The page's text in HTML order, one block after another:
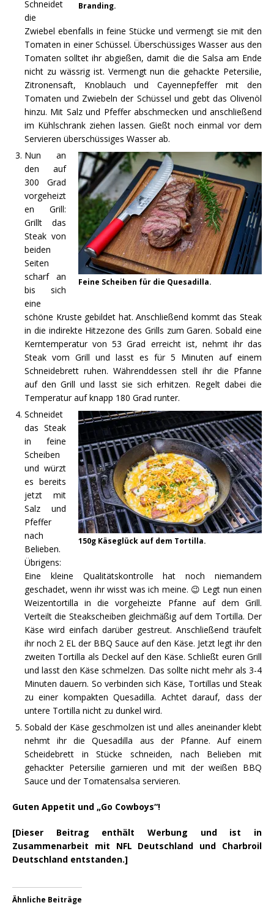
Branding.
Schneidet
die
Zwiebel ebenfalls in feine Stücke und vermengt sie mit den
Tomaten in einer Schüssel. Überschüssiges Wasser aus den
Tomaten solltet ihr abgießen, damit die die Salsa am Ende
nicht zu wässrig ist. Vermengt nun die gehackte Petersilie,
Zitronensaft, Knoblauch und Cayennepfeffer mit den
Tomaten und Zwiebeln der Schüssel und gebt das Olivenöl
hinzu. Mit Salz und Pfeffer abschmecken und anschließend
im Kühlschrank ziehen lassen. Gießt noch einmal vor dem
Servieren überschüssiges Wasser ab.
Feine Scheiben für die Quesadilla.
Nun an
den auf
300 Grad
vorgeheizt
en Grill:
Grillt das
Steak von
beiden
Seiten
scharf an
bis sich
eine
schöne Kruste gebildet hat. Anschließend kommt das Steak
in die indirekte Hitzezone des Grills zum Garen. Sobald eine
Kerntemperatur von 53 Grad erreicht ist, nehmt ihr das
Steak vom Grill und lasst es für 5 Minuten auf einem
Schneidebrett ruhen. Währenddessen stell ihr die Pfanne
auf den Grill und lasst sie sich erhitzen. Regelt dabei die
Temperatur auf knapp 180 Grad runter.
150g Käseglück auf dem Tortilla.
Schneidet
das Steak
in feine
Scheiben
und würzt
es bereits
jetzt mit
Salz und
Pfeffer
nach
Belieben.
Übrigens:
Eine kleine Qualitätskontrolle hat noch niemandem
geschadet, wenn ihr wisst was ich meine. 😉 Legt nun einen
Weizentortilla in die vorgeheizte Pfanne auf dem Grill.
Verteilt die Steakscheiben gleichmäßig auf dem Tortilla. Der
Käse wird einfach darüber gestreut. Anschließend träufelt
ihr noch 2 EL der BBQ Sauce auf den Käse. Jetzt legt ihr den
zweiten Tortilla als Deckel auf den Käse. Schließt euren Grill
und lasst den Käse schmelzen. Das sollte nicht mehr als 3-4
Minuten dauern. So verbinden sich Käse, Tortillas und Steak
zu einer kompakten Quesadilla. Achtet darauf, dass der
untere Tortilla nicht zu dunkel wird.
Sobald der Käse geschmolzen ist und alles aneinander klebt
nehmt ihr die Quesadilla aus der Pfanne. Auf einem
Scheidebrett in Stücke schneiden, nach Belieben mit
gehackter Petersilie garnieren und mit der weißen BBQ
Sauce und der Tomatensalsa servieren.
Guten Appetit und „Go Cowboys“!
[Dieser Beitrag enthält Werbung und ist in
Zusammenarbeit mit NFL Deutschland und Charbroil
Deutschland entstanden.]
Ähnliche Beiträge